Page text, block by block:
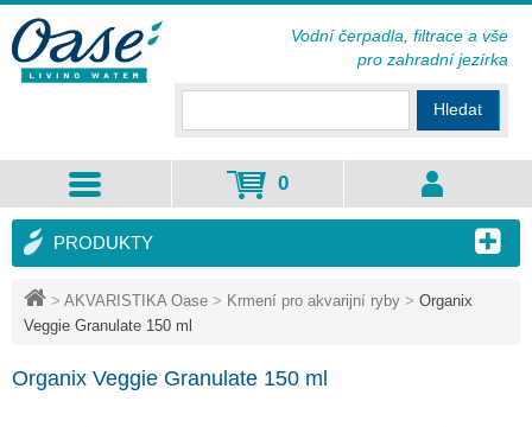
> AKVARISTIKA Oase > Krmení pro akvarijní ryby > Organix
Veggie Granulate 150 ml
Organix Veggie Granulate 150 ml
PRODUKTY
Hledat
0
Vodní čerpadla, filtrace a vše
pro zahradní jezírka